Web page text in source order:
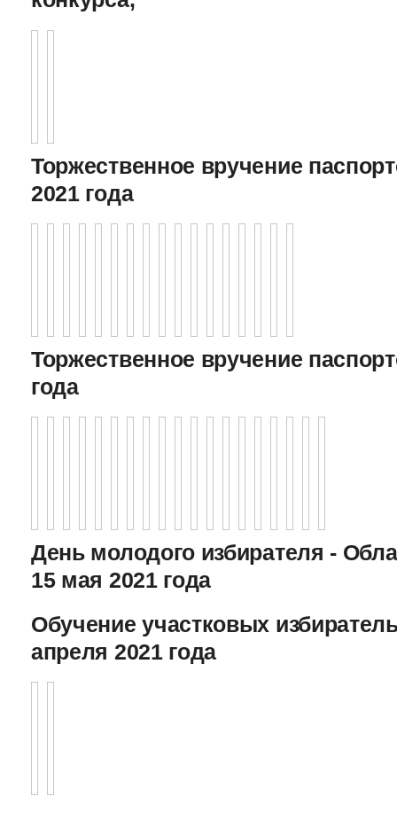
Торжественное вручение
2021 года
Торжественное вручение
года
День молодого избирателя -
15 мая 2021 года
Обучение участковых
апреля 2021 года